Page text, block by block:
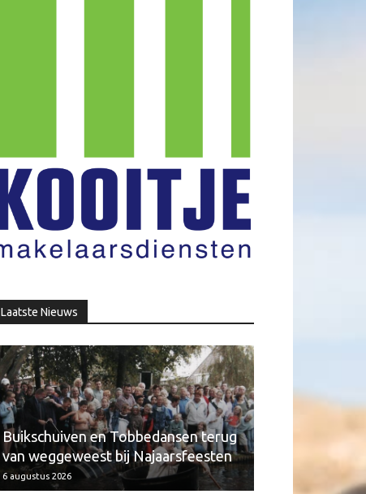
Laatste Nieuws
Buikschuiven en Tobbedansen terug
van weggeweest bij Najaarsfeesten
6 augustus 2026